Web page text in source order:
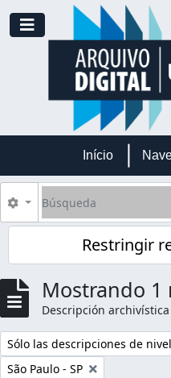
Skip to main content
Toggle navigation
Início
Búsqueda
Search options
Restringir
Mostrando 1
Descripción archivística
Remove filter:
Sólo las descripciones de
Remove filter:
São Paulo - SP